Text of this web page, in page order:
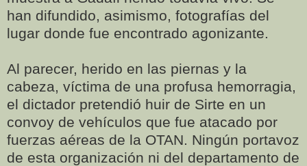
han difundido, asimismo, fotografías del
lugar donde fue encontrado agonizante.
Al parecer, herido en las piernas y la
cabeza, víctima de una profusa hemorragia,
el dictador pretendió huir de Sirte en un
convoy de vehículos que fue atacado por
fuerzas aéreas de la OTAN. Ningún portavoz
de esta organización ni del departamento de